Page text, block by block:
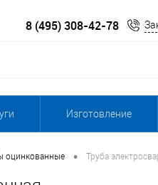
8 (495) 308-42-78
Изготовление
оцинкованные • Труба